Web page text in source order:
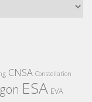
CNSA Constellation
ESA EVA